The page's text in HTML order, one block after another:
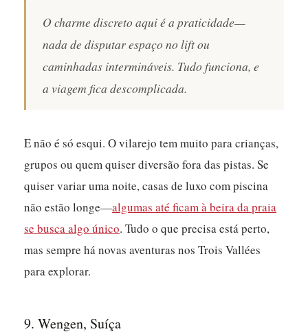
O charme discreto aqui é a praticidade—
nada de disputar espaço no lift ou
caminhadas intermináveis. Tudo funciona, e
a viagem fica descomplicada.
E não é só esqui. O vilarejo tem muito para crianças,
grupos ou quem quiser diversão fora das pistas. Se
quiser variar uma noite, casas de luxo com piscina
não estão longe—algumas até ficam à beira da praia
se busca algo único. Tudo o que precisa está perto,
mas sempre há novas aventuras nos Trois Vallées
para explorar.
9. Wengen, Suíça